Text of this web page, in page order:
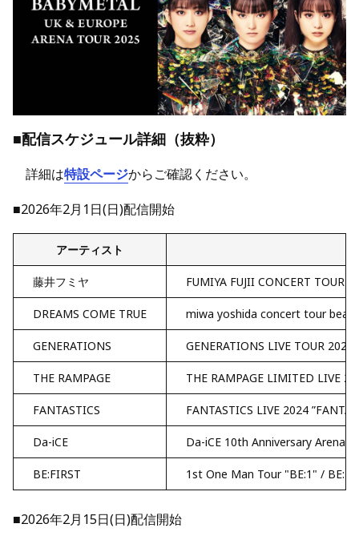
■配信スケジュール詳細（抜粋）
詳細は特設ページからご確認ください。
■2026年2月1日(日)配信開始
アーティスト
藤井フミヤ FUMIYA FUJII CONCERT TOUR
DREAMS COME TRUE miwa yoshida concert tour
GENERATIONS GENERATIONS LIVE TOUR 2024
THE RAMPAGE THE RAMPAGE LIMITED LIVE
FANTASTICS FANTASTICS LIVE 2024
Da-iCE Da-iCE 10th Anniversary Arena
BE:FIRST 1st One Man Tour "BE:1" /
■2026年2月15日(日)配信開始